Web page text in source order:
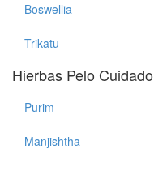
Boswellia
Trikatu
Hierbas Pelo Cuidado
Purim
Manjishtha